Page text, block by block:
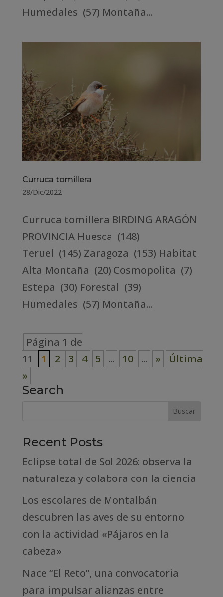
Humedales (57) Montaña...
Curruca tomillera
28/Dic/2022
Curruca tomillera BIRDING ARAGÓN
PROVINCIA Huesca (148)
Teruel (145) Zaragoza (153) Habitat
Alta Montaña (20) Cosmopolita (7)
Estepa (30) Forestal (39)
Humedales (57) Montaña...
Página 1 de
11
1 2 3 4 5 ... 10 ... »
Última
»
Search
Recent Posts
Eclipse total de Sol 2026: observa la
naturaleza y colabora con la ciencia
Los escolares de Montalbán
descubren las aves de su entorno
con la actividad «Pájaros en la
cabeza»
Nace “El Reto”, una convocatoria
para impulsar alianzas entre